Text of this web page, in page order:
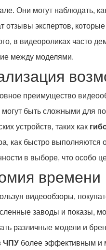
Они могут наблюдать,
отзывы экспертов,
в видеороликах часто
между моделями.
преимущество
могут быть сложными для
устройств, таких как
как быстро выполняются
в выборе, что особо
времени
видеообзоры,
заводы и показы,
различные модели и
ЧПУ более эффективным и